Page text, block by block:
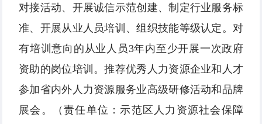
对接活动、开展诚信示范创建、制定行业服务标
准、开展从业人员培训、组织技能等级认定。对
有培训意向的从业人员3年内至少开展一次政府
资助的岗位培训。推荐优秀人力资源企业和人才
参加省内外人力资源服务业高级研修活动和品牌
展会。
（责任单位：示范区人力资源社会保障